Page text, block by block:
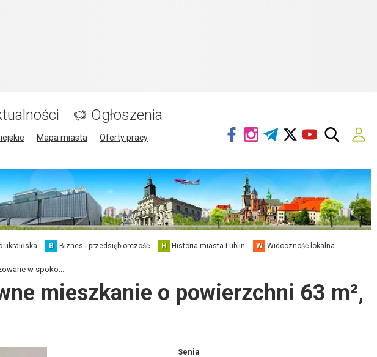
Ogłoszenia
Mapa miasta
Oferty pracy
ukraińska B Biznes i przedsiębiorczość H Historia miasta Lublin W Widoczność lokalna
w spoko...
mieszkanie o powierzchni 63 m²,
Senia